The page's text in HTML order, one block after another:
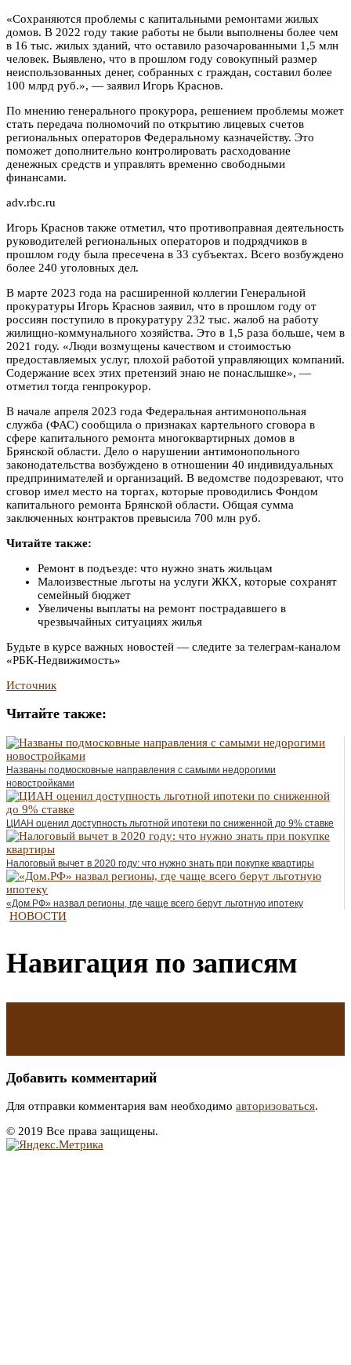
«Сохраняются проблемы с капитальными ремонтами жилых
домов. В 2022 году такие работы не были выполнены более чем
в 16 тыс. жилых зданий, что оставило разочарованными 1,5 млн
человек. Выявлено, что в прошлом году совокупный размер
неиспользованных денег, собранных с граждан, составил более
100 млрд руб.», — заявил Игорь Краснов.
По мнению генерального прокурора, решением проблемы может
стать передача полномочий по открытию лицевых счетов
региональных операторов Федеральному казначейству. Это
поможет дополнительно контролировать расходование
денежных средств и управлять временно свободными
финансами.
adv.rbc.ru
Игорь Краснов также отметил, что противоправная деятельность
руководителей региональных операторов и подрядчиков в
прошлом году была пресечена в 33 субъектах. Всего возбуждено
более 240 уголовных дел.
В марте 2023 года на расширенной коллегии Генеральной
прокуратуры Игорь Краснов заявил, что в прошлом году от
россиян поступило в прокуратуру 232 тыс. жалоб на работу
жилищно-коммунального хозяйства. Это в 1,5 раза больше, чем в
2021 году. «Люди возмущены качеством и стоимостью
предоставляемых услуг, плохой работой управляющих компаний.
Содержание всех этих претензий знаю не понаслышке», —
отметил тогда генпрокурор.
В начале апреля 2023 года Федеральная антимонопольная
служба (ФАС) сообщила о признаках картельного сговора в
сфере капитального ремонта многоквартирных домов в
Брянской области. Дело о нарушении антимонопольного
законодательства возбуждено в отношении 40 индивидуальных
предпринимателей и организаций. В ведомстве подозревают, что
сговор имел место на торгах, которые проводились Фондом
капитального ремонта Брянской области. Общая сумма
заключенных контрактов превысила 700 млн руб.
Читайте также:
Ремонт в подъезде: что нужно знать жильцам
Малоизвестные льготы на услуги ЖКХ, которые сохранят
семейный бюджет
Увеличены выплаты на ремонт пострадавшего в
чрезвычайных ситуациях жилья
Будьте в курсе важных новостей — следите за телеграм-каналом
«РБК-Недвижимость»
Источник
Читайте также:
Названы подмосковные направления с самыми недорогими
новостройками
ЦИАН оценил доступность льготной ипотеки по сниженной до 9% ставке
Налоговый вычет в 2020 году: что нужно знать при покупке квартиры
«Дом.РФ» назвал регионы, где чаще всего берут льготную ипотеку
НОВОСТИ
Навигация по записям
Добавить комментарий
Для отправки комментария вам необходимо авторизоваться.
© 2019 Все права защищены.